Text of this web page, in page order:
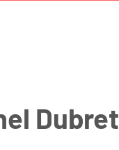
Dubret